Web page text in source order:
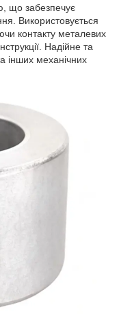
що забезпечує
Використовується
контакту металевих
Надійне та
інших механічних